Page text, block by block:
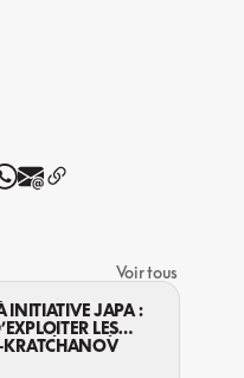
Voir tous
INITIATIVE JAPA :
LES
LA LÉGALITÉ?
KRATCHANOV